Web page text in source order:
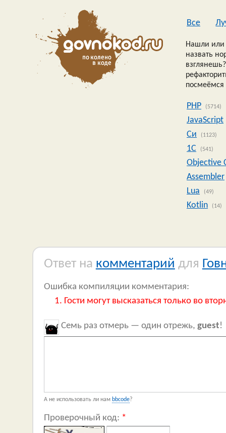
Все
Нашли или
назвать
посмеёмся
PHP (5714)
JavaScript
Си
(1123)
1C (541)
Objective
Assembler
Lua
(49)
Kotlin (14)
Ответ на комментарий для
Ошибка компиляции комментария:
Гости могут высказаться только во
Семь раз отмерь — один отрежь, guest!
А не использовать ли нам bbcode?
Проверочный код: *